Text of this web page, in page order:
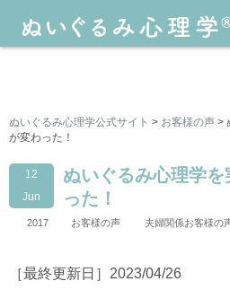
ぬいぐるみ心理学公式サイト > お客様の声 >
が変わった！
12
Jun
ぬいぐるみ心理学
った！
2017 お客様の声 夫婦関係お客様の
［最終更新日］2023/04/26